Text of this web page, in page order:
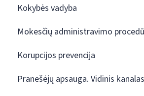
Kokybės vadyba
Mokesčių administravimo
Korupcijos prevencija
Pranešėjų apsauga. Vidinis kanalas